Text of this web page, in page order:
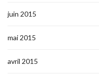
juin 2015
mai 2015
avril 2015